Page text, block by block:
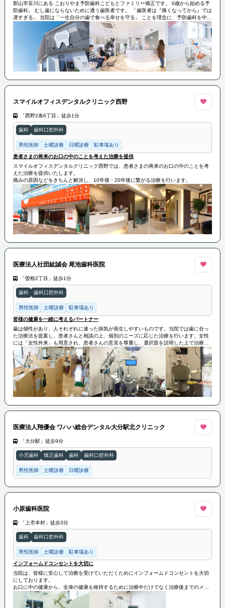
郡山市笹川にある こおりやま予防歯科こどもとファミリー矯正です。 0歳から始める予
防歯科。 むし歯にならないために通う歯医者です。 「歯医者は『痛くなってから』では
遅すぎる」 当院は「一生自分の歯で食べる幸せを守る」 ことを理念に、予防歯科を中心
とした診療を 行っています。 ご家族の皆さんの歯の健康づくりが、 一生自分の歯で食
べる土台となります。 虫歯や歯周病の治療だけでなく 定期検診・メンテナンス・歯磨き
指導など 予防を大切にしています。 また小児歯科・小児矯正にも力を入れており お子
さまが歯医者を怖がらず通える環境を 整えています。 郡山市で歯医者をお探しの方 お
子さまの歯並びや虫歯予防でお悩みの方、 もちろんご家族全員の「一生自分の歯で食べ
る」 幸せを守っていくために、どうぞお気軽にご相談ください。
スマイルオフィスデンタルクリニック西野
「西野2条6丁目」徒歩1分
歯科 歯科口腔外科
男性医師 土曜診療 日曜診療 駐車場あり
患者さまの将来のお口の中のことを考えた治療を提供
スマイルオフィスデンタルクリニック西野では、患者さまの将来のお口の中のことを考
えた治療を提供いたします。
痛みの原因などをきちんと解決し、10年後・20年後に繋がる治療を行います。
医療法人社団紘誠会 尾池歯科医院
「曽根2丁目」徒歩1分
歯科 歯科口腔外科
男性医師 土曜診療 駐車場あり
皆様の健康を一緒に考えるパートナー
歯は個性があり、人それぞれに違った病気が発生しやすいものです。当院では歯に合っ
た治療法を提案し、患者さんと相談の上、個別のニーズに応じた治療を行います。女性
には「女性外来」も用意され、患者さんの意見を尊重し、選択肢を説明した上で治療を
進めています。患者さんの歯科医院でありながら、健康のパートナーとして、共に考え
る姿勢を持っています。
医療法人翔優会 ワハハ総合デンタル大分駅北クリニック
「大分駅」徒歩9分
小児歯科 矯正歯科 歯科 歯科口腔外科
男性医師 土曜診療 日曜診療
小原歯科医院
「上市本村」徒歩3分
歯科 歯科口腔外科
男性医師 土曜診療 駐車場あり
インフォームドコンセントを大切に
当院は、皆様に安心して治療を受けていただくためにインフォームドコンセントを大切
にしております。
お口に中の健康から、全身の健康を維持するために治療中だけでなく治療後までのメイ
ンメンテナンスも行います。